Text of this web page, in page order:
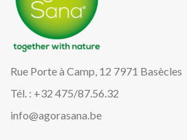
Rue Porte à Camp, 12 7971 Basècles
Tél. : +32 475/87.56.32
info@agorasana.be